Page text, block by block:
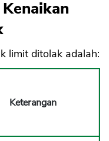
limit ditolak adalah:
Keterangan